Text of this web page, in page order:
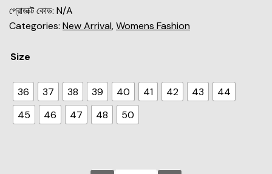
প্রোডাক্ট কোড: N/A
Categories: New Arrival,Womens Fashion
Size
36 37 38 39 40 41 42 43
44
45
46 47 48 50